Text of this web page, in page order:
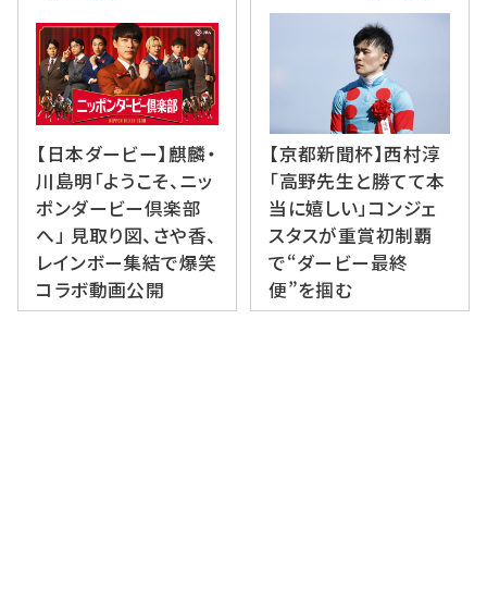
【日本ダービー】麒麟・
川島明「ようこそ、ニッ
ポンダービー倶楽部
へ」 見取り図、さや香、
レインボー集結で爆笑
コラボ動画公開
【京都新聞杯】西村淳
「高野先生と勝てて本
当に嬉しい」コンジェ
スタスが重賞初制覇
で“ダービー最終
便”を掴む